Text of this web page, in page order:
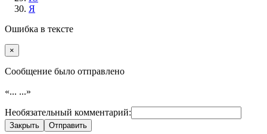
Я
Ошибка в тексте
×
Cообщение было отправлено
«... ...»
Необязательный комментарий:
Закрыть Отправить